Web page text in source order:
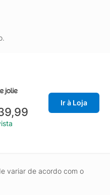
Ir à Loja
variar de acordo com o